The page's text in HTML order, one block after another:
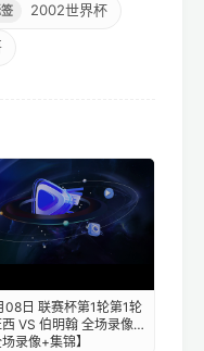
2002世界杯
08日 联赛杯第1轮第1轮
VS 伯明翰 全场录像
场录像+集锦】